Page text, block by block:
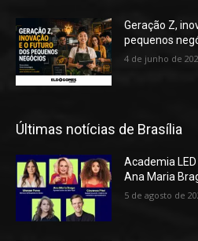
Geração Z,
pequenos
4 de junho de
Últimas notícias de Brasília
Academia
Ana Maria
5 de agosto de